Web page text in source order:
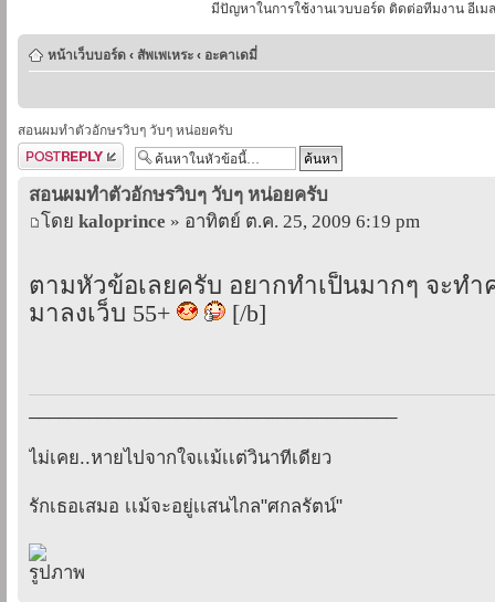
มีปัญหาในการใช้งานเวบบอร์ด ติดต่อทีมงาน อีเม
หน้าเว็บบอร์ด ‹ สัพเพเหระ ‹ อะคาเดมี่
สอนผมทำตัวอักษรวิบๆ วับๆ หน่อยครับ
ตอบกระทู้
สอนผมทำตัวอักษรวิบๆ วับๆ หน่อยครับ
โดย kaloprince » อาทิตย์ ต.ค. 25, 2009 6:19 pm
ตามหัวข้อเลยครับ อยากทำเป็นมากๆ จะทำ
มาลงเว็บ 55+
[/b]
ไม่เคย..หายไปจากใจเเม้เเต่วินาทีเดียว
รักเธอเสมอ เเม้จะอยู่เเสนไกล"ศกลรัตน์"